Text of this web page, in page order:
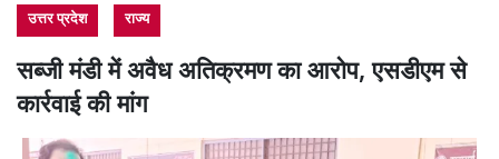
उत्तर प्रदेश राज्य
सब्जी मंडी में अवैध अतिक्रमण का आरोप, एसडीएम से
कार्रवाई की मांग